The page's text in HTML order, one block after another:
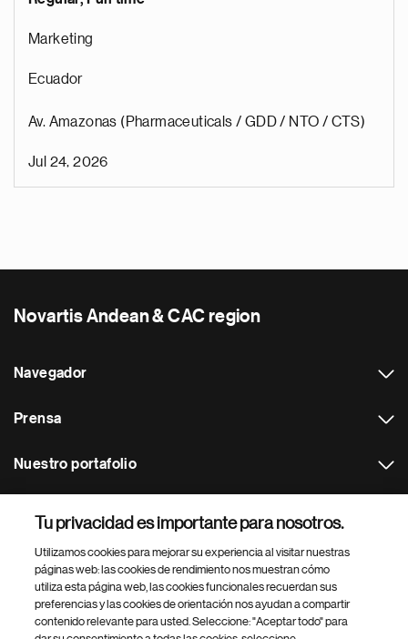
Marketing
Ecuador
Av. Amazonas (Pharmaceuticals / GDD / NTO / CTS)
Jul 24, 2026
Novartis Andean & CAC region
Navegador
Prensa
Nuestro portafolio
Footer Site Search
Tu privacidad es importante para nosotros.
Utilizamos cookies para mejorar su experiencia al visitar nuestras
páginas web: las cookies de rendimiento nos muestran cómo
utiliza esta página web, las cookies funcionales recuerdan sus
preferencias y las cookies de orientación nos ayudan a compartir
contenido relevante para usted. Seleccione: "Aceptar todo" para